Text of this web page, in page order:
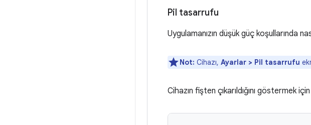
Pil tasarrufu
Uygulamanızın düşük güç koşullarında
Not: Cihazı, Ayarlar > Pil tasarrufu
Cihazın fişten çıkarıldığını göstermek